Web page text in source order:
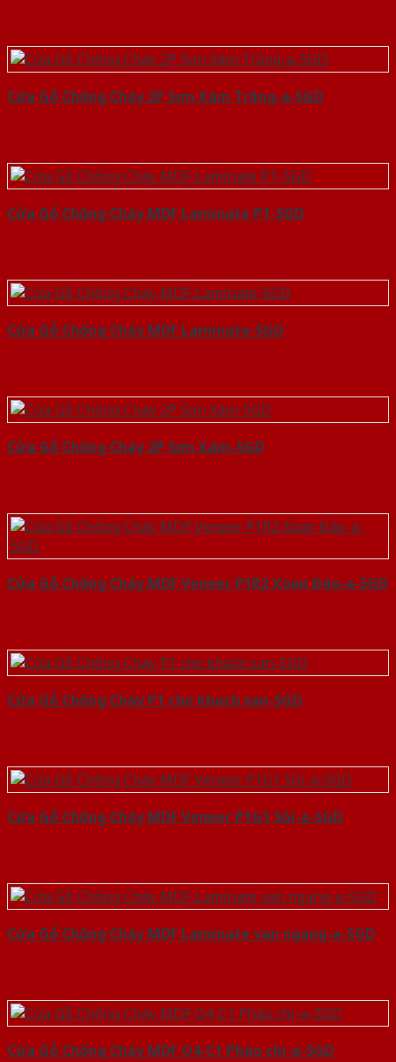
Cửa Gỗ Chống Cháy 2P Sơn Xám Trắng-a-SGD
Cửa Gỗ Chống Cháy MDF Laminate P1-SGD
Cửa Gỗ Chống Cháy MDF Laminate-SGD
Cửa Gỗ Chống Cháy 2P Sơn Xám-SGD
Cửa Gỗ Chống Cháy MDF Veneer P1R2 Xoan Đào-a-SGD
Cửa Gỗ Chống Cháy P1 cho khach san-SGD
Cửa Gỗ Chống Cháy MDF Veneer P1G1 Sồi-a-SGD
Cửa Gỗ Chống Cháy MDF Laminate van ngang-a-SGD
Cửa Gỗ Chống Cháy MDF O4-C1 Phào chi-a-SGD